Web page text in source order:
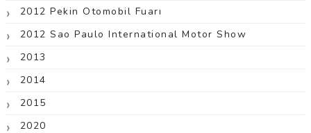
2012 Pekin Otomobil Fuarı
2012 Sao Paulo International Motor Show
2013
2014
2015
2020